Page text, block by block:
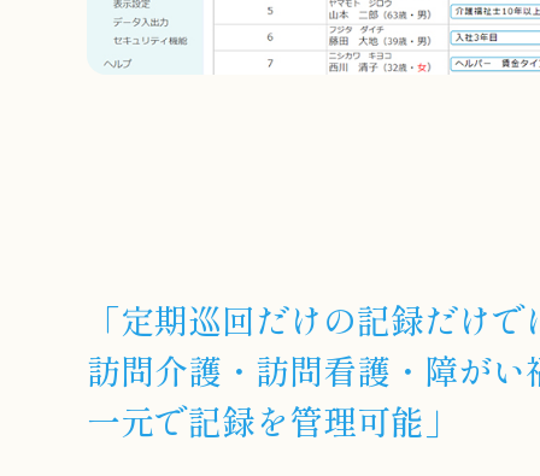
「定期巡回だけの記録だけ
訪問介護・訪問看護・障が
一元で記録を管理可能」